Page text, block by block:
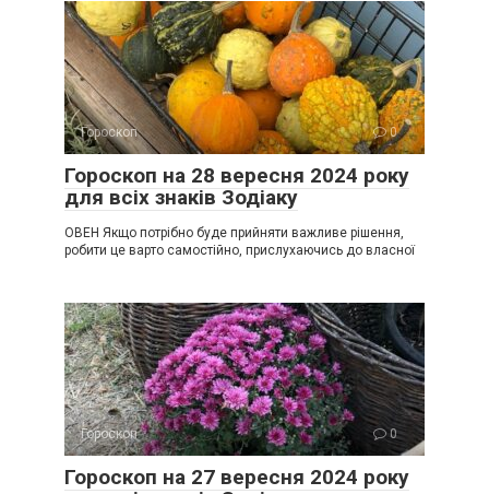
Гороскоп 0
Гороскоп на 28 вересня 2024 року
для всіх знаків Зодіаку
ОВЕН Якщо потрібно буде прийняти важливе рішення,
робити це варто самостійно, прислухаючись до власної
Гороскоп 0
Гороскоп на 27 вересня 2024 року